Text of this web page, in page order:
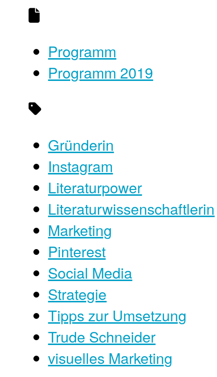
Programm
Programm 2019
Gründerin
Instagram
Literaturpower
Literaturwissenschaftlerin
Marketing
Pinterest
Social Media
Strategie
Tipps zur Umsetzung
Trude Schneider
visuelles Marketing